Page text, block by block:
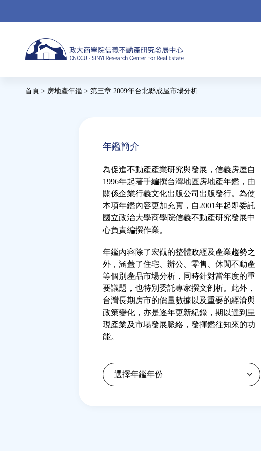
首頁 > 房地產年鑑 > 第三章 2009年台北縣成屋市場分析
年鑑簡介
為促進不動產產業研究與發展，信義房屋自
1996年起著手編撰台灣地區房地產年鑑，由
關係企業行義文化出版公司出版發行。為使
本項年鑑內容更加充實，自2001年起即委託
國立政治大學商學院信義不動產研究發展中
心負責編撰作業。
年鑑內容除了宏觀的整體政經及產業趨勢之
外，涵蓋了住宅、辦公、零售、休閒不動產
等個別產品市場分析，同時針對當年度的重
要議題，也特別委託專家撰文剖析。此外，
台灣長期房市的價量數據以及重要的經濟與
政策變化，亦是逐年更新紀錄，期以達到呈
現產業及市場發展脈絡，發揮鑑往知來的功
能。